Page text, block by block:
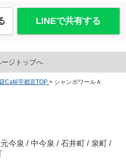
LINEで共有する
ージトップへ
Café宇都宮TOP > シャンポワールＡ
元今泉 / 中今泉 / 石井町 / 泉町 /